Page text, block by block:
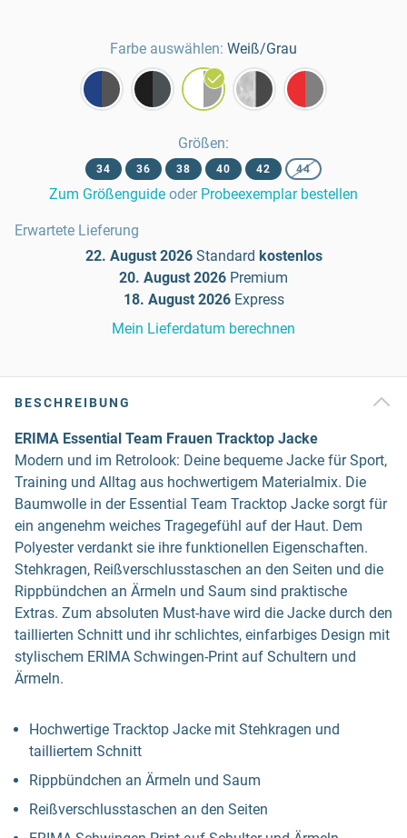
Farbe auswählen: Weiß/Grau
Größen:
34 36 38 40 42 44
Zum Größenguide oder Probeexemplar bestellen
Erwartete Lieferung
22. August 2026 Standard kostenlos
20. August 2026 Premium
18. August 2026 Express
Mein Lieferdatum berechnen
BESCHREIBUNG
ERIMA Essential Team Frauen Tracktop Jacke
Modern und im Retrolook: Deine bequeme Jacke für Sport,
Training und Alltag aus hochwertigem Materialmix. Die
Baumwolle in der Essential Team Tracktop Jacke sorgt für
ein angenehm weiches Tragegefühl auf der Haut. Dem
Polyester verdankt sie ihre funktionellen Eigenschaften.
Stehkragen, Reißverschlusstaschen an den Seiten und die
Rippbündchen an Ärmeln und Saum sind praktische
Extras. Zum absoluten Must-have wird die Jacke durch den
taillierten Schnitt und ihr schlichtes, einfarbiges Design mit
stylischem ERIMA Schwingen-Print auf Schultern und
Ärmeln.
Hochwertige Tracktop Jacke mit Stehkragen und
tailliertem Schnitt
Rippbündchen an Ärmeln und Saum
Reißverschlusstaschen an den Seiten